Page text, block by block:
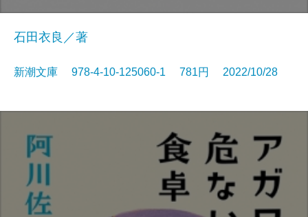
石田衣良／著
新潮文庫 978-4-10-125060-1 781円 2022/10/28